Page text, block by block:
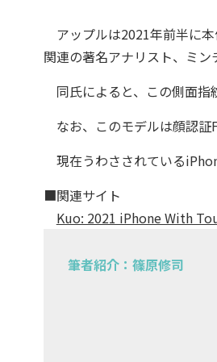
アップルは2021年前半に
関連の著名アナリスト、ミン
同氏によると、この側面指
なお、このモデルは顔認証
現在うわさされている
■関連サイト
Kuo: 2021 iPhone With
筆者紹介：篠原修司